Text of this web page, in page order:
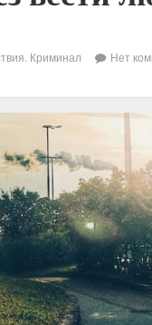
Криминал Нет